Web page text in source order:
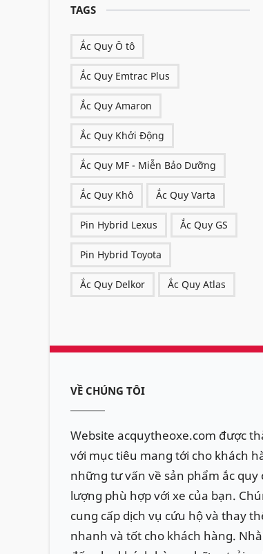
TAGS
Ắc Quy Ô tô
Ắc Quy Emtrac Plus
Ắc Quy Amaron
Ắc Quy Khởi Động
Ắc Quy MF - Miễn Bảo Dưỡng
Ắc Quy Khô Ắc Quy Varta
Pin Hybrid Lexus Ắc Quy GS
Pin Hybrid Toyota
Ắc Quy Delkor Ắc Quy Atlas
VỀ CHÚNG TÔI
Website acquytheoxe.com được
với mục tiêu mang tới cho khách
những tư vấn về sản phẩm ắc quy
lượng phù hợp với xe của bạn.
cung cấp dịch vụ cứu hộ và thay
nhanh và tốt cho khách hàng.